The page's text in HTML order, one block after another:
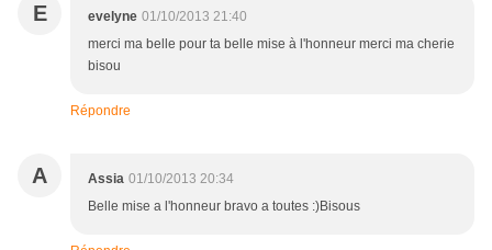
E evelyne 01/10/2013 21:40
merci ma belle pour ta belle mise à l'honneur merci ma cherie
bisou
Répondre
A Assia 01/10/2013 20:34
Belle mise a l'honneur bravo a toutes :)Bisous